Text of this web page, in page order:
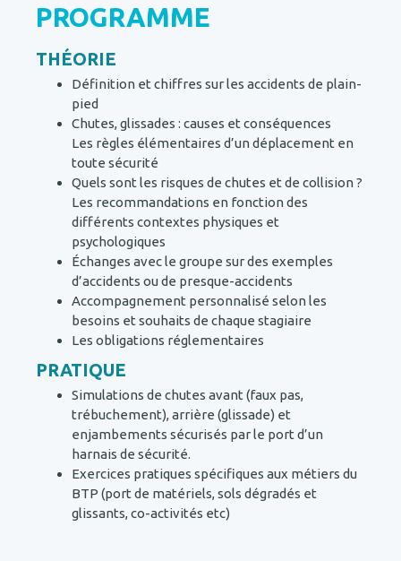
PROGRAMME
THÉORIE
Définition et chiffres sur les accidents de plain-
pied
Chutes, glissades : causes et conséquences
Les règles élémentaires d’un déplacement en
toute sécurité
Quels sont les risques de chutes et de collision ?
Les recommandations en fonction des
différents contextes physiques et
psychologiques
Échanges avec le groupe sur des exemples
d’accidents ou de presque-accidents
Accompagnement personnalisé selon les
besoins et souhaits de chaque stagiaire
Les obligations réglementaires
PRATIQUE
Simulations de chutes avant (faux pas,
trébuchement), arrière (glissade) et
enjambements sécurisés par le port d’un
harnais de sécurité.
Exercices pratiques spécifiques aux métiers du
BTP (port de matériels, sols dégradés et
glissants, co-activités etc)